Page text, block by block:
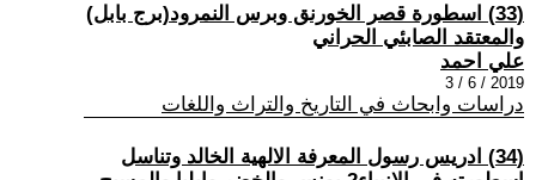
(33) اسطورة قصر الخورنق وبرس النمرود(برج بابل)
والمعتقد الصابئي الحراني
علي احمد
2019 / 6 / 3
دراسات وابحاث في التاريخ والتراث واللغات
(34) ادريس رسول المعرفة الالهية الخالد وتناسل